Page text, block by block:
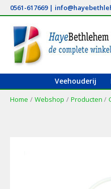
naar
inhoud
0561-617669|
Veehouderij
Home Webshop Producten